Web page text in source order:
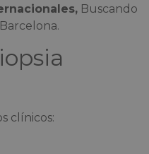
Buscando
clínicos: